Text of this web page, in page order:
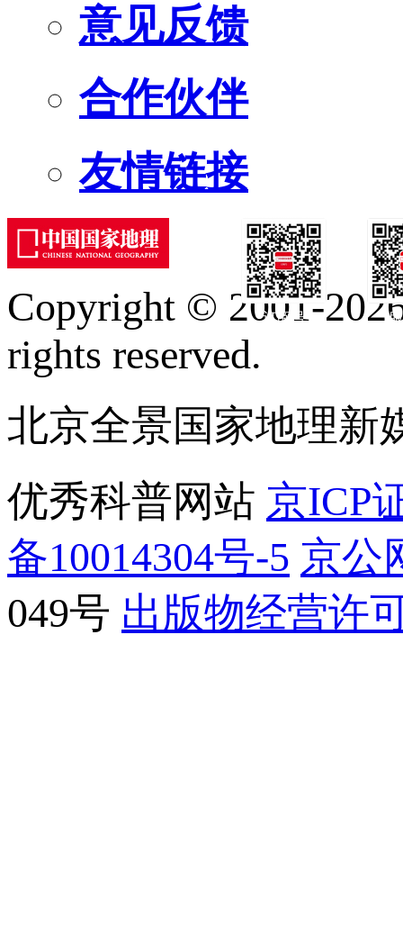
意见反馈
合作伙伴
友情链接
订阅号
Copyright © 2001-
rights reserved.
北京全景国家地理新
优秀科普网站 京ICP
备10014304号-5 京公
049号 出版物经营许